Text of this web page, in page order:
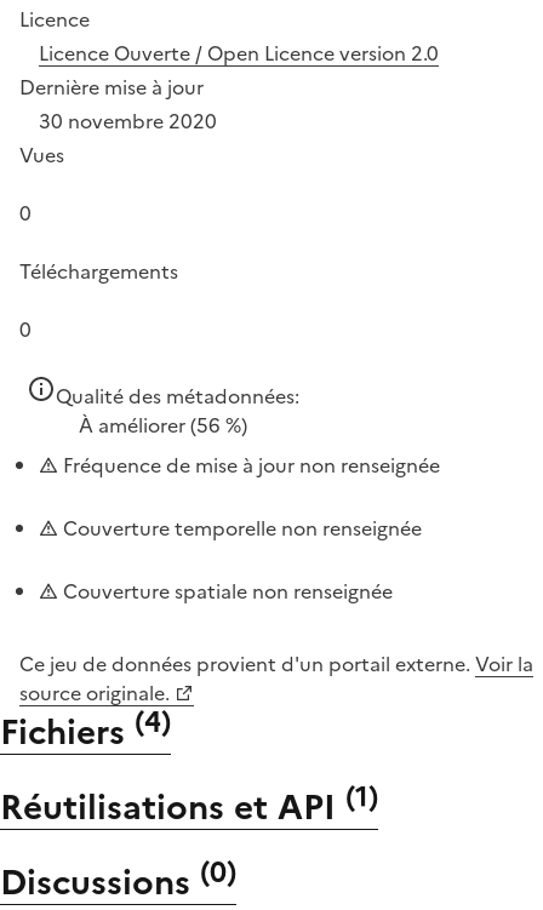
Licence
Licence Ouverte / Open Licence version 2.0
Dernière mise à jour
30 novembre 2020
Vues
0
Téléchargements
0
Qualité des métadonnées:
À améliorer(56 %)
Fréquence de mise à jour non renseignée
Couverture temporelle non renseignée
Couverture spatiale non renseignée
Ce jeu de données provient d'un portail externe. Voir la
source originale.
Fichiers (4)
Réutilisations et API (1)
Discussions (0)